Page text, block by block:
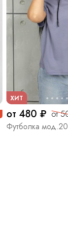
ХИТ
от 480 ₽ от
Футболка